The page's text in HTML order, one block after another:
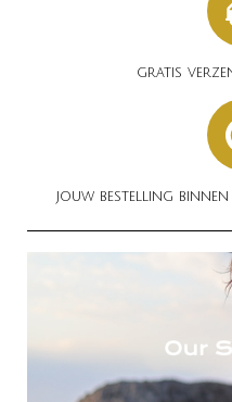
gratis
jouw bestelling